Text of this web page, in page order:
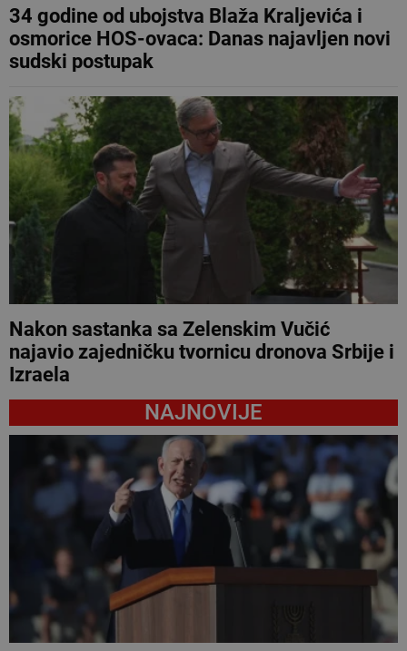
34 godine od ubojstva Blaža Kraljevića i
osmorice HOS-ovaca: Danas najavljen novi
sudski postupak
Nakon sastanka sa Zelenskim Vučić
najavio zajedničku tvornicu dronova Srbije i
Izraela
NAJNOVIJE